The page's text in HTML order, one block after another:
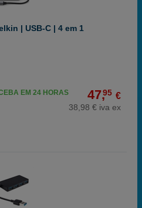
| USB-C | 4 em 1
47,95 €
38,98 € iva ex
EM 24 HORAS